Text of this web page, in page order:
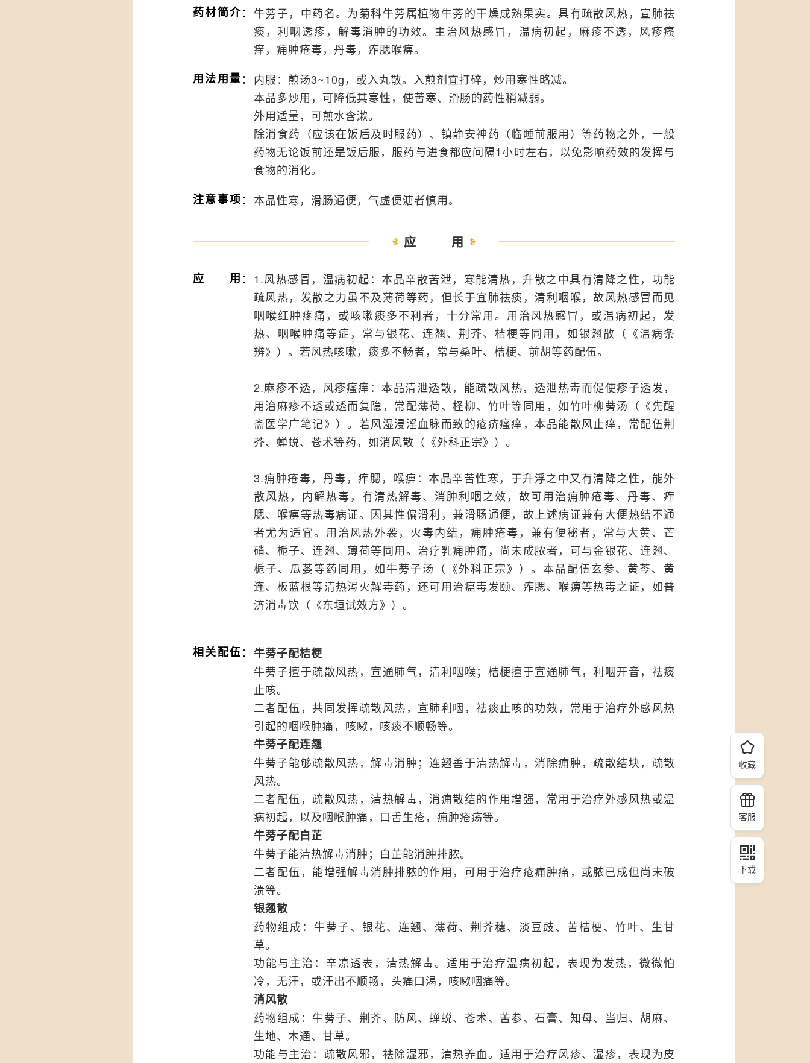
药材简介： 牛蒡子，中药名。为菊科牛蒡属植物牛蒡的干燥成熟果实。具有疏散风热，宣肺祛
痰，利咽透疹，解毒消肿的功效。主治风热感冒，温病初起，麻疹不透，风疹瘙
痒，痈肿疮毒，丹毒，痄腮喉痹。
用法用量： 内服：煎汤3~10g，或入丸散。入煎剂宜打碎，炒用寒性略减。
本品多炒用，可降低其寒性，使苦寒、滑肠的药性稍减弱。
外用适量，可煎水含漱。
除消食药（应该在饭后及时服药）、镇静安神药（临睡前服用）等药物之外，一般
药物无论饭前还是饭后服，服药与进食都应间隔1小时左右，以免影响药效的发挥与
食物的消化。
注意事项： 本品性寒，滑肠通便，气虚便溏者慎用。
应用
应用： 1.风热感冒，温病初起：本品辛散苦泄，寒能清热，升散之中具有清降之性，功能
疏风热，发散之力虽不及薄荷等药，但长于宜肺祛痰，清利咽喉，故风热感冒而见
咽喉红肿疼痛，或咳嗽痰多不利者，十分常用。用治风热感冒，或温病初起，发
热、咽喉肿痛等症，常与银花、连翘、荆芥、桔梗等同用，如银翘散（《温病条
辨》）。若风热咳嗽，痰多不畅者，常与桑叶、桔梗、前胡等药配伍。
2.麻疹不透，风疹瘙痒：本品清泄透散，能疏散风热，透泄热毒而促使疹子透发，
用治麻疹不透或透而复隐，常配薄荷、柽柳、竹叶等同用，如竹叶柳蒡汤（《先醒
斋医学广笔记》）。若风湿浸淫血脉而致的疮疥瘙痒，本品能散风止痒，常配伍荆
芥、蝉蜕、苍术等药，如消风散（《外科正宗》）。
3.痈肿疮毒，丹毒，痄腮，喉痹：本品辛苦性寒，于升浮之中又有清降之性，能外
散风热，内解热毒，有清热解毒、消肿利咽之效，故可用治痈肿疮毒、丹毒、痄
腮、喉痹等热毒病证。因其性偏滑利，兼滑肠通便，故上述病证兼有大便热结不通
者尤为适宜。用治风热外袭，火毒内结，痈肿疮毒，兼有便秘者，常与大黄、芒
硝、栀子、连翘、薄荷等同用。治疗乳痈肿痛，尚未成脓者，可与金银花、连翘、
栀子、瓜蒌等药同用，如牛蒡子汤（《外科正宗》）。本品配伍玄参、黄芩、黄
连、板蓝根等清热泻火解毒药，还可用治瘟毒发颐、痄腮、喉痹等热毒之证，如普
济消毒饮（《东垣试效方》）。
相关配伍： 牛蒡子配桔梗
牛蒡子擅于疏散风热，宣通肺气，清利咽喉；桔梗擅于宣通肺气，利咽开音，祛痰
止咳。
二者配伍，共同发挥疏散风热，宣肺利咽，祛痰止咳的功效，常用于治疗外感风热
引起的咽喉肿痛，咳嗽，咳痰不顺畅等。
牛蒡子配连翘
牛蒡子能够疏散风热，解毒消肿；连翘善于清热解毒，消除痈肿，疏散结块，疏散
风热。
二者配伍，疏散风热，清热解毒，消痈散结的作用增强，常用于治疗外感风热或温
病初起，以及咽喉肿痛，口舌生疮，痈肿疮疡等。
牛蒡子配白芷
牛蒡子能清热解毒消肿；白芷能消肿排脓。
二者配伍，能增强解毒消肿排脓的作用，可用于治疗疮痈肿痛，或脓已成但尚未破
溃等。
银翘散
药物组成：牛蒡子、银花、连翘、薄荷、荆芥穗、淡豆豉、苦桔梗、竹叶、生甘
草。
功能与主治：辛凉透表，清热解毒。适用于治疗温病初起，表现为发热，微微怕
冷，无汗，或汗出不顺畅，头痛口渴，咳嗽咽痛等。
消风散
药物组成：牛蒡子、荆芥、防风、蝉蜕、苍术、苦参、石膏、知母、当归、胡麻、
生地、木通、甘草。
功能与主治：疏散风邪，祛除湿邪，清热养血。适用于治疗风疹、湿疹，表现为皮
收藏
客服
下载